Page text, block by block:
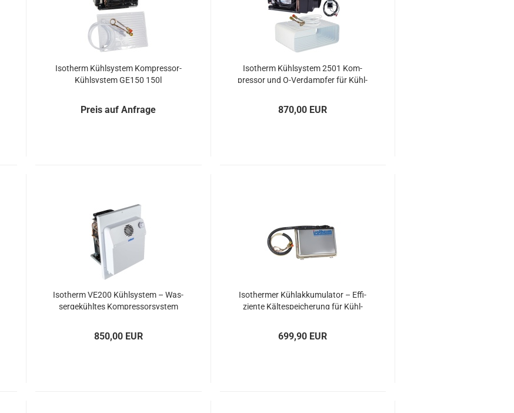
Iso­therm Kühl­sys­tem Kompressor-​​​
Kühl­sys­tem GE150 150l
Preis auf Anfrage
Iso­therm Kühl­sys­tem 2501 Kom­
pres­sor und O-​Ver­damp­fer für Kühl­
870,00 EUR
Iso­therm VE200 Kühl­sys­tem – Was­
ser­ge­kühl­tes Kom­pres­sor­sys­tem
850,00 EUR
Iso­ther­mer Kühl­ak­ku­mu­la­tor – Ef­fi­
zi­en­te Käl­te­spei­che­rung für Kühl­
699,90 EUR